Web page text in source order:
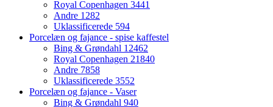
Royal Copenhagen 3441
Andre 1282
Uklassificerede 594
Porcelæn og fajance - spise kaffestel
Bing & Grøndahl 12462
Royal Copenhagen 21840
Andre 7858
Uklassificerede 3552
Porcelæn og fajance - Vaser
Bing & Grøndahl 940